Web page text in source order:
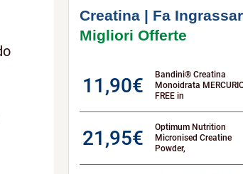
Creatina | Fa
Migliori Offerte
11,90€
Bandini® Creatina
Monoidrata
FREE in
21,95€
Optimum Nutrition
Micronised Creatine
Powder,